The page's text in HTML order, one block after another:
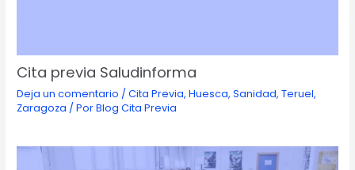
Cita previa Saludinforma
Deja un comentario /Cita Previa,Huesca,Sanidad,Teruel,
Zaragoza / PorBlog Cita Previa